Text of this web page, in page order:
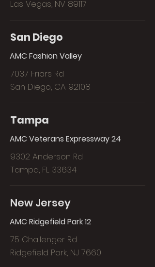
Las Vegas, NV 89117
San Diego
AMC Fashion Valley
7037 Friars Rd
San Diego, CA 92108
Tampa
AMC Veterans Expressway 24
9302 Anderson Rd
Tampa, FL 33634
New Jersey
AMC Ridgefield Park 12
75 Challenger Rd
Ridgefield Park, NJ 7660